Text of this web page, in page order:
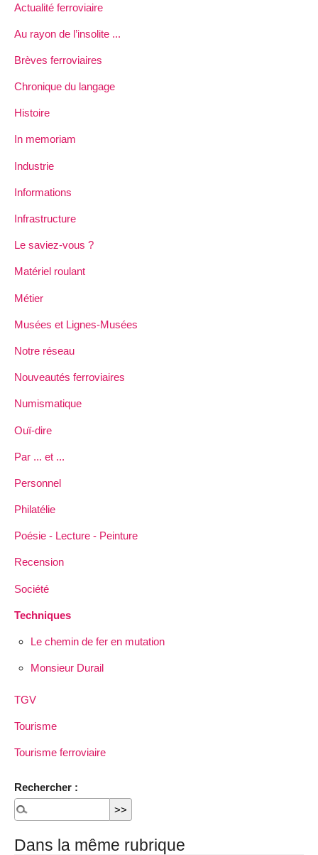
Actualité ferroviaire
Au rayon de l’insolite ...
Brèves ferroviaires
Chronique du langage
Histoire
In memoriam
Industrie
Informations
Infrastructure
Le saviez-vous ?
Matériel roulant
Métier
Musées et Lignes-Musées
Notre réseau
Nouveautés ferroviaires
Numismatique
Ouï-dire
Par ... et ...
Personnel
Philatélie
Poésie - Lecture - Peinture
Recension
Société
Techniques
Le chemin de fer en mutation
Monsieur Durail
TGV
Tourisme
Tourisme ferroviaire
Rechercher :
Dans la même rubrique